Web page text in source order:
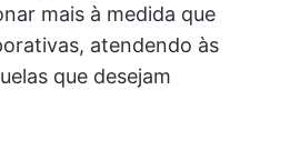
mais à medida que
atendendo às
que desejam